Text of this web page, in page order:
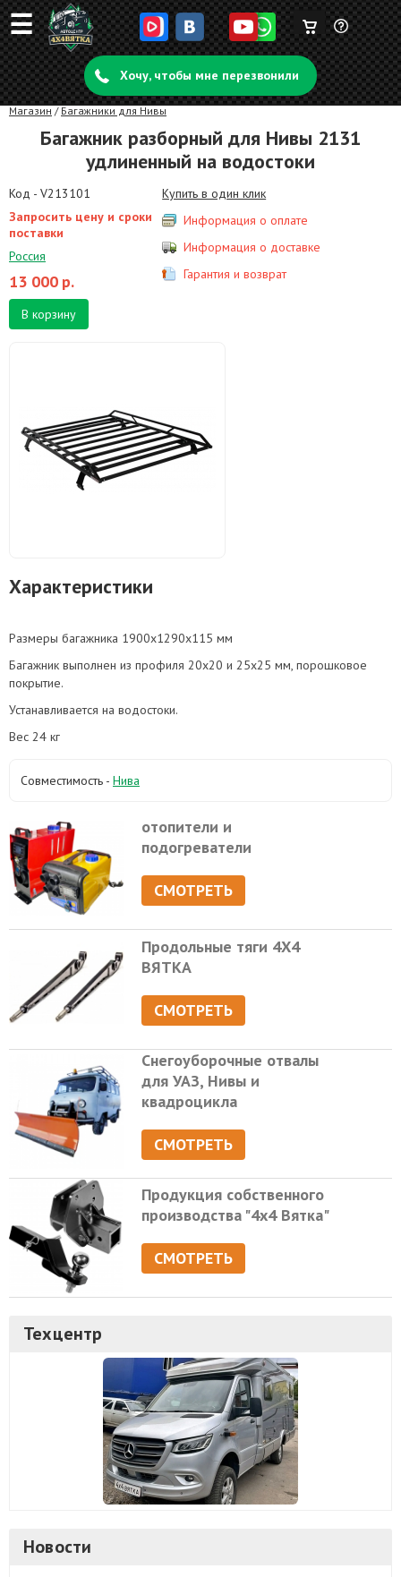
☰ Задать
вопрос
Корзина
пуста
Хочу, чтобы мне перезвонили
Магазин / Багажники для Нивы
Багажник разборный для Нивы 2131
удлиненный на водостоки
Код - V213101
Запросить цену и сроки
поставки
Россия
13 000 р.
В корзину
Купить в один клик
Информация о оплате
Информация о доставке
Гарантия и возврат
Характеристики
Размеры багажника 1900х1290х115 мм
Багажник выполнен из профиля 20х20 и 25х25 мм, порошковое
покрытие.
Устанавливается на водостоки.
Вес 24 кг
Совместимость - Нива
отопители и
подогреватели
СМОТРЕТЬ
Продольные тяги 4Х4
ВЯТКА
СМОТРЕТЬ
Снегоуборочные отвалы
для УАЗ, Нивы и
квадроцикла
СМОТРЕТЬ
Продукция собственного
производства "4х4 Вятка"
СМОТРЕТЬ
Техцентр
Новости